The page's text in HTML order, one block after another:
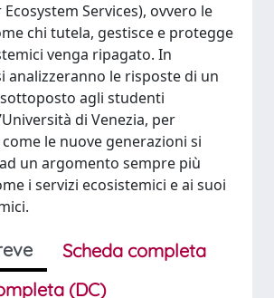
Services), ovvero le
chi tutela, gestisce e protegge
venga ripagato. In
analizzeranno le risposte di un
agli studenti
di Venezia, per
le nuove generazioni si
un argomento sempre più
i servizi ecosistemici e ai suoi
Scheda completa
(DC)